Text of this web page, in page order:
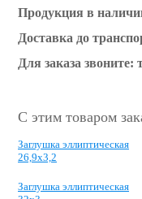
Продукция в
Доставка до
Для заказа звоните:
С этим товаром
Заглушка эллиптическая
26,9х3,2
Заглушка эллиптическая